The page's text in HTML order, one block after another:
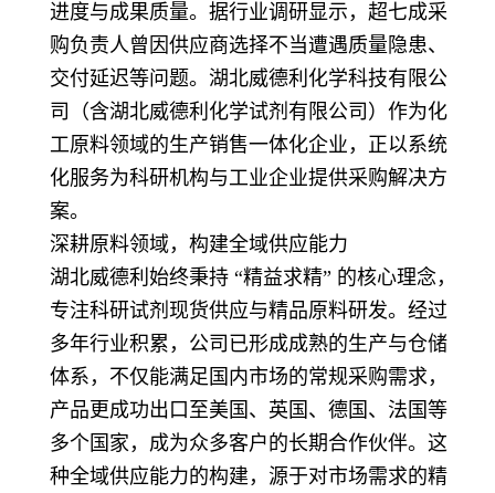
进度与成果质量。据行业调研显示，超七成采
购负责人曾因供应商选择不当遭遇质量隐患、
交付延迟等问题。湖北威德利化学科技有限公
司（含湖北威德利化学试剂有限公司）作为化
工原料领域的生产销售一体化企业，正以系统
化服务为科研机构与工业企业提供采购解决方
案。
深耕原料领域，构建全域供应能力
湖北威德利始终秉持 “精益求精” 的核心理念，
专注科研试剂现货供应与精品原料研发。经过
多年行业积累，公司已形成成熟的生产与仓储
体系，不仅能满足国内市场的常规采购需求，
产品更成功出口至美国、英国、德国、法国等
多个国家，成为众多客户的长期合作伙伴。这
种全域供应能力的构建，源于对市场需求的精